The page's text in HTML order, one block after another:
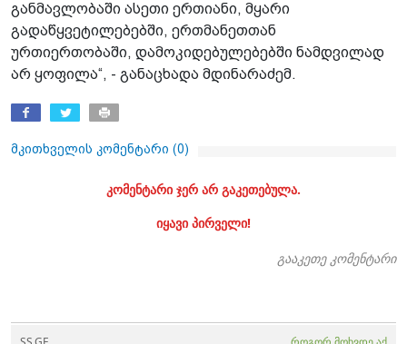
განმავლობაში ასეთი ერთიანი, მყარი
გადაწყვეტილებებში, ერთმანეთთან
ურთიერთობაში, დამოკიდებულებებში ნამდვილად
არ ყოფილა“, - განაცხადა მდინარაძემ.
მკითხველის კომენტარი (0)
კომენტარი ჯერ არ გაკეთებულა.
იყავი პირველი!
გააკეთე კომენტარი